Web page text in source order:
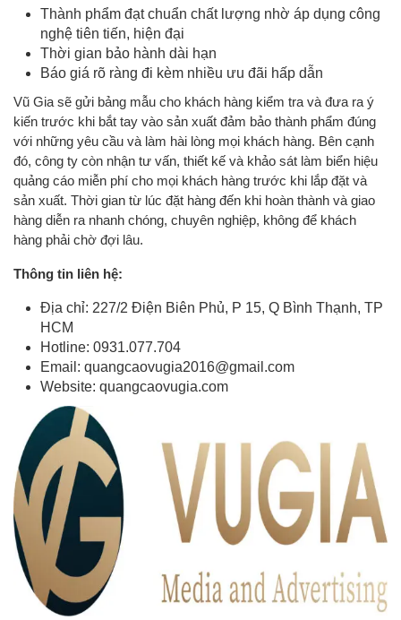
Thành phẩm đạt chuẩn chất lượng nhờ áp dụng công
nghệ tiên tiến, hiện đại
Thời gian bảo hành dài hạn
Báo giá rõ ràng đi kèm nhiều ưu đãi hấp dẫn
Vũ Gia sẽ gửi bảng mẫu cho khách hàng kiểm tra và đưa ra ý
kiến trước khi bắt tay vào sản xuất đảm bảo thành phẩm đúng
với những yêu cầu và làm hài lòng mọi khách hàng. Bên cạnh
đó, công ty còn nhận tư vấn, thiết kế và khảo sát làm biển hiệu
quảng cáo miễn phí cho mọi khách hàng trước khi lắp đặt và
sản xuất. Thời gian từ lúc đặt hàng đến khi hoàn thành và giao
hàng diễn ra nhanh chóng, chuyên nghiệp, không để khách
hàng phải chờ đợi lâu.
Thông tin liên hệ:
Địa chỉ: 227/2 Điện Biên Phủ, P 15, Q Bình Thạnh, TP
HCM
Hotline: 0931.077.704
Email: quangcaovugia2016@gmail.com
Website: quangcaovugia.com